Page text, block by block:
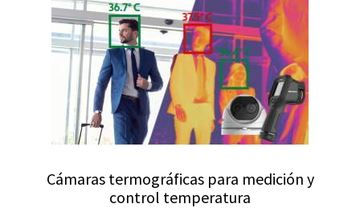
Cámaras termográficas para medición y
control temperatura